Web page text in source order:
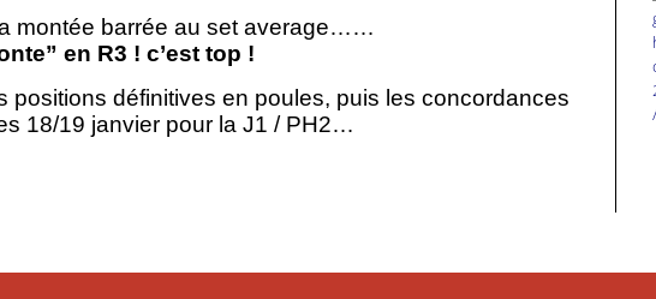
montée barrée au set average……
en R3 ! c’est top !
définitives en poules, puis les concordances
18/19 janvier pour la J1 / PH2…